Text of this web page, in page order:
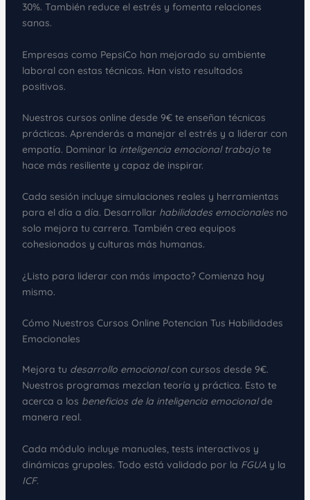
30%. También reduce el estrés y fomenta relaciones
sanas.
Empresas como PepsiCo han mejorado su ambiente
laboral con estas técnicas. Han visto resultados
positivos.
Nuestros cursos online desde 9€ te enseñan técnicas
prácticas. Aprenderás a manejar el estrés y a liderar con
empatía. Dominar la inteligencia emocional trabajote
hace más resiliente y capaz de inspirar.
Cada sesión incluye simulaciones reales y herramientas
para el día a día. Desarrollar habilidades emocionalesno
solo mejora tu carrera. También crea equipos
cohesionados y culturas más humanas.
¿Listo para liderar con más impacto? Comienza hoy
mismo.
Cómo Nuestros Cursos Online Potencian Tus Habilidades
Emocionales
Mejora tu desarrollo emocionalcon cursos desde 9€.
Nuestros programas mezclan teoría y práctica. Esto te
acerca a los beneficios de la inteligencia emocionalde
manera real.
Cada módulo incluye manuales, tests interactivos y
dinámicas grupales. Todo está validado por la FGUAy la
ICF.